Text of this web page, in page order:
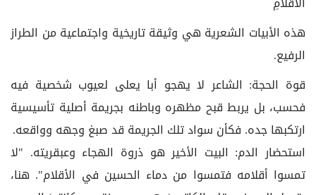
هذه الأبيات الشعرية هي وثيقة تاريخية واجتماعية من الطراز
الرفيع.
قوة الحجة: الشاعر لا يهجو أبا يعلى لعيوب شخصية فيه
فحسب، بل يربط قبح مظهره وباطنه بجريمة أصلية تأسيسية
ارتكبها جده. فكأن سواد تلك الجريمة قد صبغ وجهه وواقعه.
استحضار الدم: البيت الأخير هو ذروة الهجاء وعبقريته. "لا
تمسوا أقلامه فتمسوا من دماء الحسين في الأقلام". هنا،